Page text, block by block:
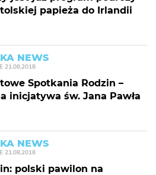
papieża do Irlandii
NEWS
21.08.2018
Spotkania Rodzin –
inicjatywa św. Jana Pawła
NEWS
21.08.2018
polski pawilon na